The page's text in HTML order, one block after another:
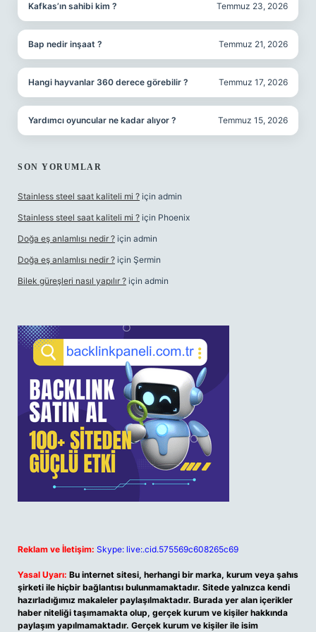
Kafkas’ın sahibi kim ? Temmuz 23, 2026
Bap nedir inşaat ? Temmuz 21, 2026
Hangi hayvanlar 360 derece görebilir ? Temmuz 17, 2026
Yardımcı oyuncular ne kadar alıyor ? Temmuz 15, 2026
SON YORUMLAR
Stainless steel saat kaliteli mi ? için admin
Stainless steel saat kaliteli mi ? için Phoenix
Doğa eş anlamlısı nedir ? için admin
Doğa eş anlamlısı nedir ? için Şermin
Bilek güreşleri nasıl yapılır ? için admin
Reklam ve İletişim: Skype: live:.cid.575569c608265c69
Yasal Uyarı: Bu internet sitesi, herhangi bir marka, kurum veya şahıs
şirketi ile hiçbir bağlantısı bulunmamaktadır. Sitede yalnızca kendi
hazırladığımız makaleler paylaşılmaktadır. Burada yer alan içerikler
haber niteliği taşımamakta olup, gerçek kurum ve kişiler hakkında
paylaşım yapılmamaktadır. Gerçek kurum ve kişiler ile isim